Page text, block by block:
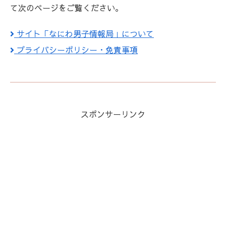
て次のページをご覧ください。
サイト「なにわ男子情報局」について
プライバシーポリシー・免責事項
スポンサーリンク